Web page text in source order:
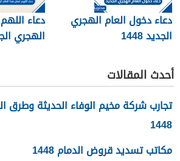
دعاء دخول العام الهجري
الجديد 1448
دعاء
الهجري الجديد
أحدث المقالات
تجارب شركة مخيم الوفاء الحديثة وطرق
1448
مكاتب تسديد قروض الدمام 1448